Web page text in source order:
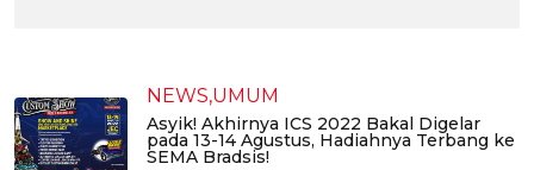
NEWS,UMUM
Asyik! Akhirnya ICS 2022 Bakal Digelar
pada 13-14 Agustus, Hadiahnya Terbang ke
SEMA Bradsis!